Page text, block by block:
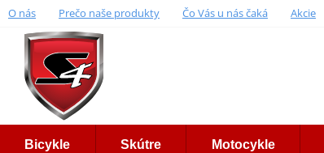
O nás Prečo naše produkty Čo Vás u nás čaká Akcie
Bicykle Skútre Motocykle